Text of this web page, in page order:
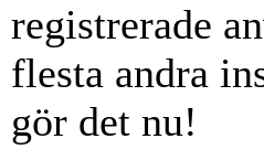
registrerade
flesta andra
gör det nu!